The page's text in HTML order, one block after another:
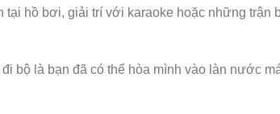
hồ bơi, giải trí với karaoke hoặc những trận
bộ là bạn đã có thể hòa mình vào làn nước